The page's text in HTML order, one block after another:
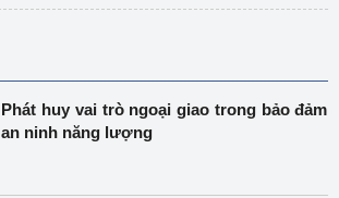
Phát huy vai trò ngoại giao trong bảo đảm
an ninh năng lượng